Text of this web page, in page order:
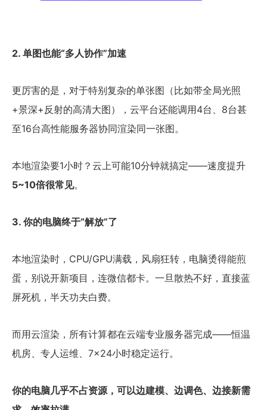
2. 单图也能“多人协作”加速
更厉害的是，对于特别复杂的单张图（比如带全局光照
+景深+反射的高清大图），云平台还能调用4台、8台甚
至16台高性能服务器协同渲染同一张图。
本地渲染要1小时？云上可能10分钟就搞定——速度提升
5~10倍很常见。
3. 你的电脑终于“解放”了
本地渲染时，CPU/GPU满载，风扇狂转，电脑烫得能煎
蛋，别说开新项目，连微信都卡。一旦散热不好，直接蓝
屏死机，半天功夫白费。
而用云渲染，所有计算都在云端专业服务器完成——恒温
机房、专人运维、7×24小时稳定运行。
你的电脑几乎不占资源，可以边建模、边调色、边接新需